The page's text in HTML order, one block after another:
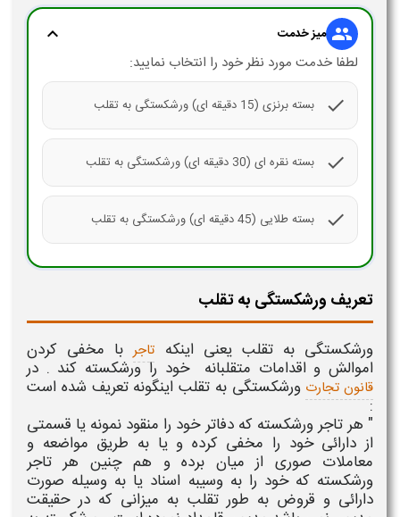
group میز خدمت expand_more
لطفا خدمت مورد نظر خود را انتخاب نمایید:
check بسته برنزی (15 دقیقه ای) ورشکستگی به تقلب
check بسته نقره ای (30 دقیقه ای) ورشکستگی به تقلب
check بسته طلایی (45 دقیقه ای) ورشکستگی به تقلب
تعریف ورشکستگی به تقلب
ورشکستگی به تقلب یعنی اینکه تاجربا مخفی کردن
اموالش و اقدامات متقلبانه خود را ورشکسته کند . در
قانون تجارت ورشکستگی به تقلب اینگونه تعریف شده است
:
" هر تاجر ورشکسته که دفاتر خود را منقود نمونه یا قسمتی
از دارائی خود را مخفی کرده و یا به طریق مواضعه و
معاملات صوری از میان برده و هم چنین هر تاجر
ورشکسته که خود را به وسیبه اسناد یا به وسیله صورت
دارائی و قروض به طور تقلب به میزانی که در حقیقت